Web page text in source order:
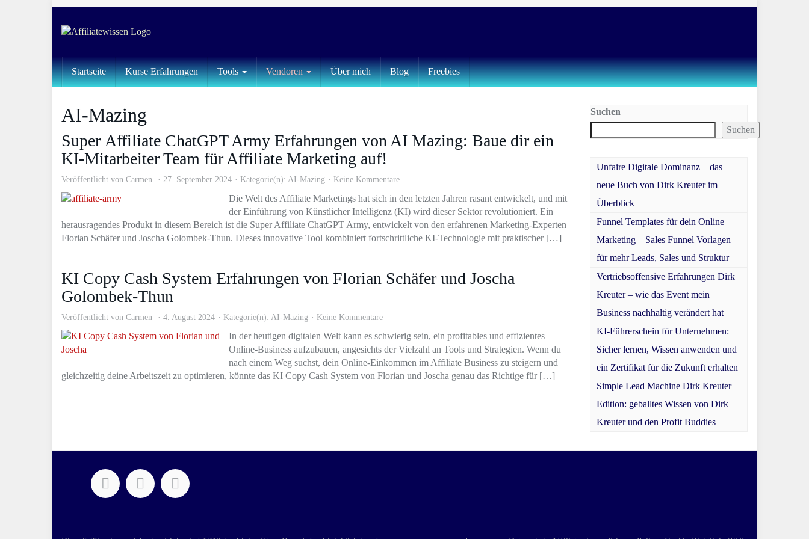
Startseite Kurse Erfahrungen Tools Vendoren Über mich Blog Freebies
AI-Mazing
Super Affiliate ChatGPT Army Erfahrungen von AI Mazing: Baue dir ein
KI-Mitarbeiter Team für Affiliate Marketing auf!
Veröffentlicht von Carmen 27. September 2024 Kategorie(n): AI-Mazing Keine Kommentare
Die Welt des Affiliate Marketings hat sich in den letzten Jahren rasant entwickelt, und mit
der Einführung von Künstlicher Intelligenz (KI) wird dieser Sektor revolutioniert. Ein
herausragendes Produkt in diesem Bereich ist die Super Affiliate ChatGPT Army, entwickelt von den erfahrenen Marketing-Experten
Florian Schäfer und Joscha Golombek-Thun. Dieses innovative Tool kombiniert fortschrittliche KI-Technologie mit praktischer […]
KI Copy Cash System Erfahrungen von Florian Schäfer und Joscha
Golombek-Thun
Veröffentlicht von Carmen 4. August 2024 Kategorie(n): AI-Mazing Keine Kommentare
In der heutigen digitalen Welt kann es schwierig sein, ein profitables und effizientes
Online-Business aufzubauen, angesichts der Vielzahl an Tools und Strategien. Wenn du
nach einem Weg suchst, dein Online-Einkommen im Affiliate Business zu steigern und
gleichzeitig deine Arbeitszeit zu optimieren, könnte das KI Copy Cash System von Florian und Joscha genau das Richtige für […]
Suchen
Suchen
Unfaire Digitale Dominanz – das
neue Buch von Dirk Kreuter im
Überblick
Funnel Templates für dein Online
Marketing – Sales Funnel Vorlagen
für mehr Leads, Sales und Struktur
Vertriebsoffensive Erfahrungen Dirk
Kreuter – wie das Event mein
Business nachhaltig verändert hat
KI-Führerschein für Unternehmen:
Sicher lernen, Wissen anwenden und
ein Zertifikat für die Zukunft erhalten
Simple Lead Machine Dirk Kreuter
Edition: geballtes Wissen von Dirk
Kreuter und den Profit Buddies